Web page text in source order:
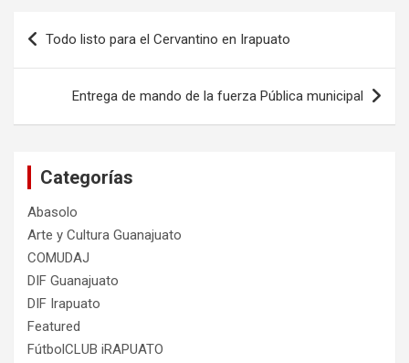
Navegación
de
entradas
Todo listo para el Cervantino en Irapuato
Entrega de mando de la fuerza Pública municipal
Categorías
Abasolo
Arte y Cultura Guanajuato
COMUDAJ
DIF Guanajuato
DIF Irapuato
Featured
FútbolCLUB iRAPUATO